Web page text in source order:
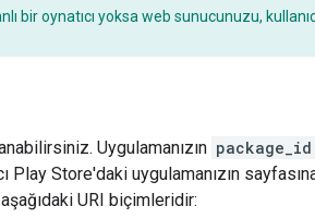
bir oynatıcı yoksa web sunucunuzu,
Uygulamanızın package_id
Play Store'daki uygulamanızın
URI biçimleridir: